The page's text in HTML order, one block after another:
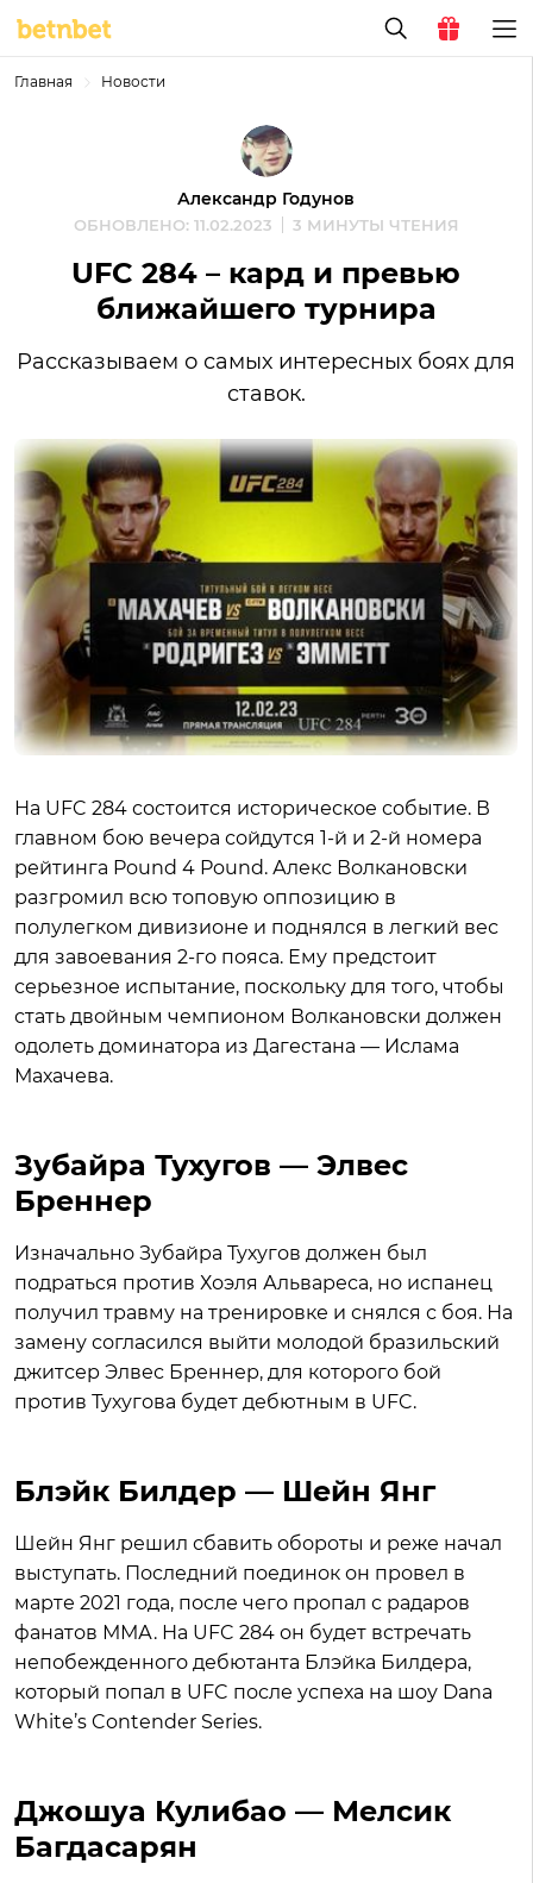
Главная Новости
Александр Годунов
ОБНОВЛЕНО: 11.02.2023 3 МИНУТЫ ЧТЕНИЯ
UFC 284 – кард и превью
ближайшего турнира
Рассказываем о самых интересных боях для
ставок.
На UFC 284 состоится историческое событие. В
главном бою вечера сойдутся 1-й и 2-й номера
рейтинга Pound 4 Pound. Алекс Волкановски
разгромил всю топовую оппозицию в
полулегком дивизионе и поднялся в легкий вес
для завоевания 2-го пояса. Ему предстоит
серьезное испытание, поскольку для того, чтобы
стать двойным чемпионом Волкановски должен
одолеть доминатора из Дагестана — Ислама
Махачева.
Зубайра Тухугов — Элвес
Бреннер
Изначально Зубайра Тухугов должен был
подраться против Хоэля Альвареса, но испанец
получил травму на тренировке и снялся с боя. На
замену согласился выйти молодой бразильский
джитсер Элвес Бреннер, для которого бой
против Тухугова будет дебютным в UFC.
Блэйк Билдер — Шейн Янг
Шейн Янг решил сбавить обороты и реже начал
выступать. Последний поединок он провел в
марте 2021 года, после чего пропал с радаров
фанатов ММА. На UFC 284 он будет встречать
непобежденного дебютанта Блэйка Билдера,
который попал в UFC после успеха на шоу Dana
White’s Contender Series.
Джошуа Кулибао — Мелсик
Багдасарян